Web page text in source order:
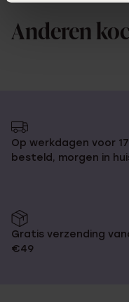
Anderen
Op werkdagen voor
besteld, morgen in
Gratis verzending
€49